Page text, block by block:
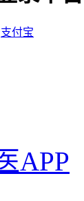
支付宝
APP